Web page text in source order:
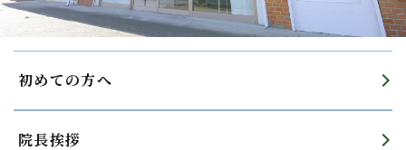
初めての方へ
院長挨拶